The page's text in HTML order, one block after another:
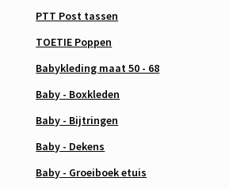
PTT Post tassen
TOETIE Poppen
Babykleding maat 50 - 68
Baby - Boxkleden
Baby - Bijtringen
Baby - Dekens
Baby - Groeiboek etuis